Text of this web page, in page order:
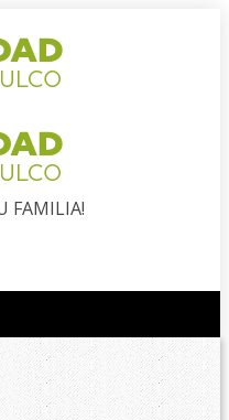
FAMILIA!